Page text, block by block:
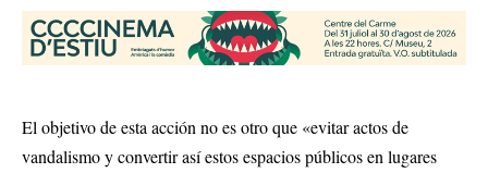
El objetivo de esta acción no es otro que «evitar actos de
vandalismo y convertir así estos espacios públicos en lugares